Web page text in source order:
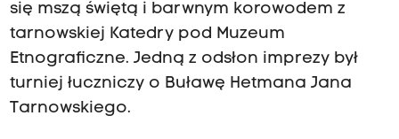
się mszą świętą i barwnym korowodem z
tarnowskiej Katedry pod Muzeum
Etnograficzne. Jedną z odsłon imprezy był
turniej łuczniczy o Buławę Hetmana Jana
Tarnowskiego.